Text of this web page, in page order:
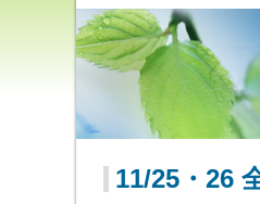
（旧深谷市・岡部町・花
川本町）の観光情報
11/25・26